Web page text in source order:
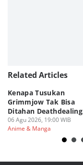
Related Articles
Kenapa Tusukan
Grimmjow Tak Bisa
Ditahan Deathdealing
Askin Bleach?
06 Agu 2026, 19:00 WIB
Anime & Manga